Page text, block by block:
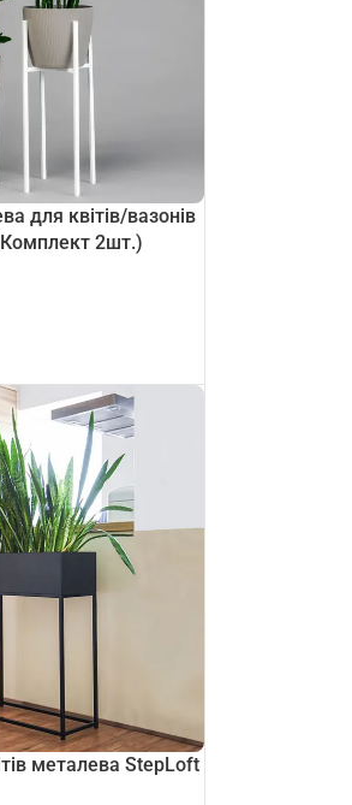
для квітів/вазонів
2шт.)
металева StepLoft